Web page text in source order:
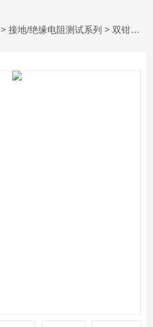
>接地/绝缘电阻测试系列 > 双钳多功能接地电阻测试仪